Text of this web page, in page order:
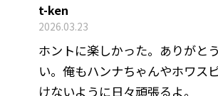
t-ken
2026.03.23
ホントに楽しかった。ありがと
い。俺もハンナちゃんやホワス
けないように日々頑張るよ。